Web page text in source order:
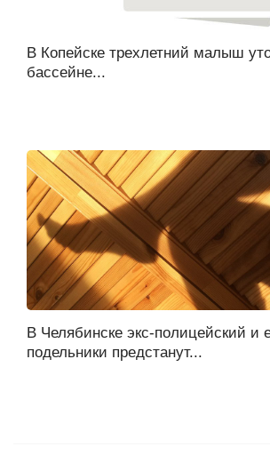
В Копейске трехлетний малыш
бассейне...
В Челябинске экс-полицейский и
подельники предстанут...